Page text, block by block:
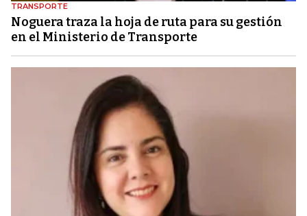
TRANSPORTE
Noguera traza la hoja de ruta para su gestión
en el Ministerio de Transporte